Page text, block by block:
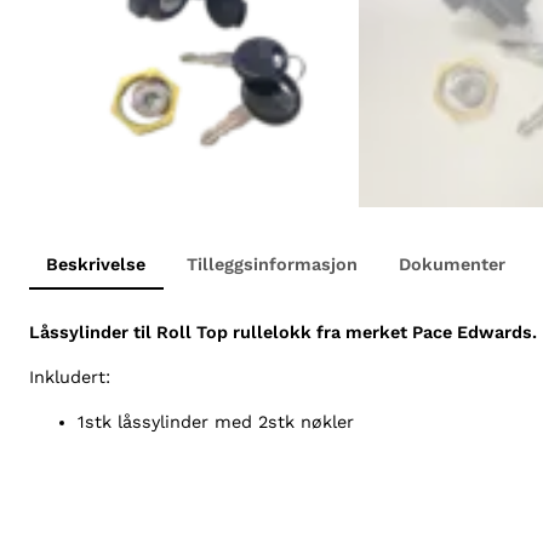
Beskrivelse Tilleggsinformasjon Dokumenter
Låssylinder til Roll Top rullelokk fra merket Pace Edwards.
Inkludert:
1stk låssylinder med 2stk nøkler